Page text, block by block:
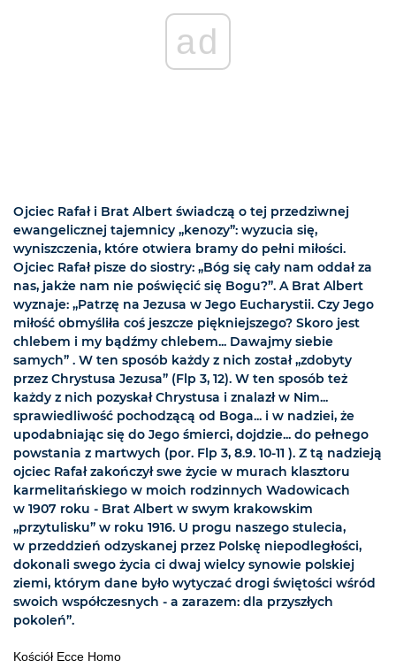
ad
Ojciec Rafał i Brat Albert świadczą o tej przedziwnej
ewangelicznej tajemnicy „kenozy”: wyzucia się,
wyniszczenia, które otwiera bramy do pełni miłości.
Ojciec Rafał pisze do siostry: „Bóg się cały nam oddał za
nas, jakże nam nie poświęcić się Bogu?”. A Brat Albert
wyznaje: „Patrzę na Jezusa w Jego Eucharystii. Czy Jego
miłość obmyśliła coś jeszcze piękniejszego? Skoro jest
chlebem i my bądźmy chlebem... Dawajmy siebie
samych” . W ten sposób każdy z nich został „zdobyty
przez Chrystusa Jezusa” (Flp 3, 12). W ten sposób też
każdy z nich pozyskał Chrystusa i znalazł w Nim...
sprawiedliwość pochodzącą od Boga... i w nadziei, że
upodabniając się do Jego śmierci, dojdzie... do pełnego
powstania z martwych (por. Flp 3, 8.9. 10-11 ). Z tą nadzieją
ojciec Rafał zakończył swe życie w murach klasztoru
karmelitańskiego w moich rodzinnych Wadowicach
w 1907 roku - Brat Albert w swym krakowskim
„przytulisku” w roku 1916. U progu naszego stulecia,
w przeddzień odzyskanej przez Polskę niepodległości,
dokonali swego życia ci dwaj wielcy synowie polskiej
ziemi, którym dane było wytyczać drogi świętości wśród
swoich współczesnych - a zarazem: dla przyszłych
pokoleń”.
Kościół Ecce Homo